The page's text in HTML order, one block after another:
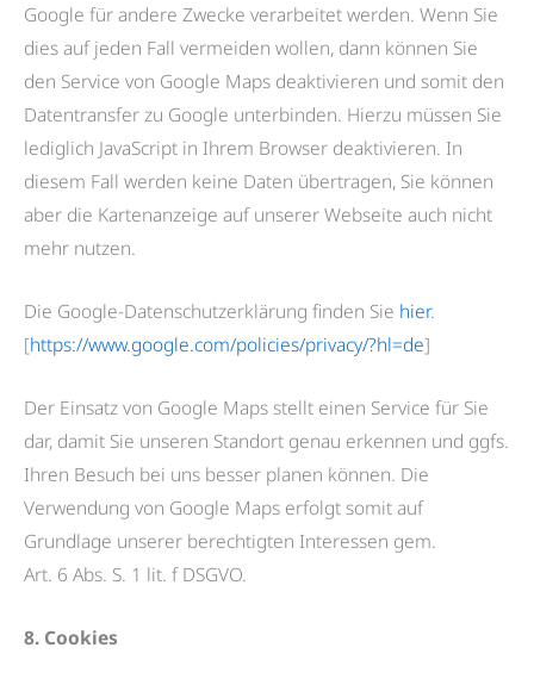
Google für andere Zwecke verarbeitet werden. Wenn Sie
dies auf jeden Fall vermeiden wollen, dann können Sie
den Service von Google Maps deaktivieren und somit den
Datentransfer zu Google unterbinden. Hierzu müssen Sie
lediglich JavaScript in Ihrem Browser deaktivieren. In
diesem Fall werden keine Daten übertragen, Sie können
aber die Kartenanzeige auf unserer Webseite auch nicht
mehr nutzen.
Die Google-Datenschutzerklärung finden Sie hier.
[https://www.google.com/policies/privacy/?hl=de]
Der Einsatz von Google Maps stellt einen Service für Sie
dar, damit Sie unseren Standort genau erkennen und ggfs.
Ihren Besuch bei uns besser planen können. Die
Verwendung von Google Maps erfolgt somit auf
Grundlage unserer berechtigten Interessen gem.
Art. 6 Abs. S. 1 lit. f DSGVO.
8. Cookies